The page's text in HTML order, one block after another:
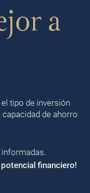
a
tipo de inversión
de ahorro
financiero!